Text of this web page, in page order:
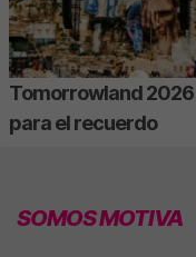
Tomorrowland 2026
para el recuerdo
SOMOS MOTIVA